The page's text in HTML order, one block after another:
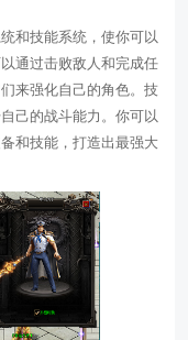
和技能系统，使你可以
通过击败敌人和完成任
来强化自己的角色。技
己的战斗能力。你可以
和技能，打造出最强大